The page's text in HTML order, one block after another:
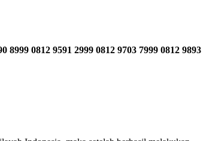
8999 0812 9591 2999 0812 9703 7999 0812 9893